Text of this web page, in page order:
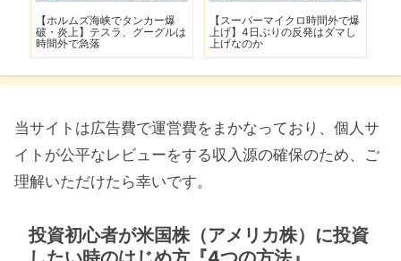
【ホルムズ海峡でタンカー爆
破・炎上】テスラ、グーグルは
時間外で急落
【スーパーマイクロ時間外で爆
上げ】4日ぶりの反発はダマし
上げなのか
当サイトは広告費で運営費をまかなっており、個人サ
イトが公平なレビューをする収入源の確保のため、ご
理解いただけたら幸いです。
投資初心者が米国株（アメリカ株）に投資